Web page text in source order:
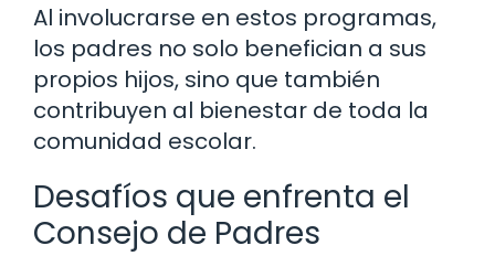
Al involucrarse en estos programas,
los padres no solo benefician a sus
propios hijos, sino que también
contribuyen al bienestar de toda la
comunidad escolar.
Desafíos que enfrenta el
Consejo de Padres